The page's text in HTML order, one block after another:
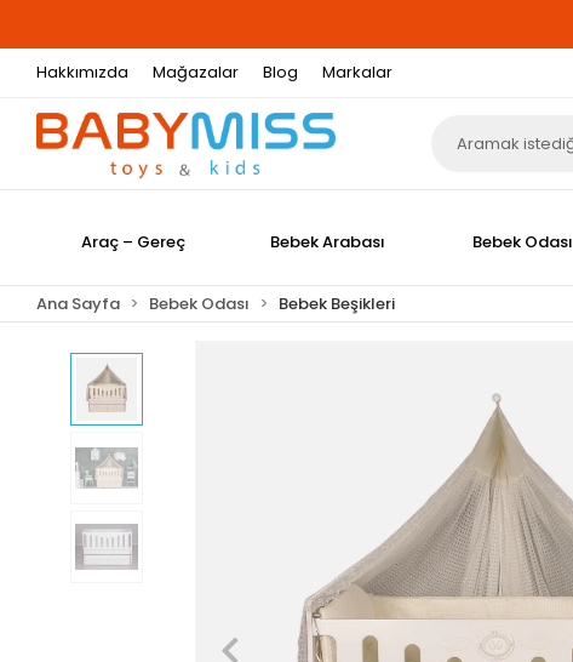
Hakkımızda Mağazalar Blog Markalar
Araç – Gereç Bebek Arabası Bebek Odası
Ana Sayfa Bebek Odası Bebek Beşikleri